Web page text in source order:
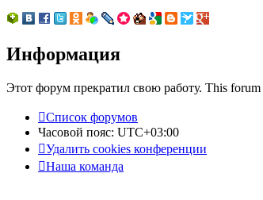
Информация
Этот форум прекратил свою работу. This forum
Список форумов
Часовой пояс: UTC+03:00
Удалить cookies конференции
Наша команда